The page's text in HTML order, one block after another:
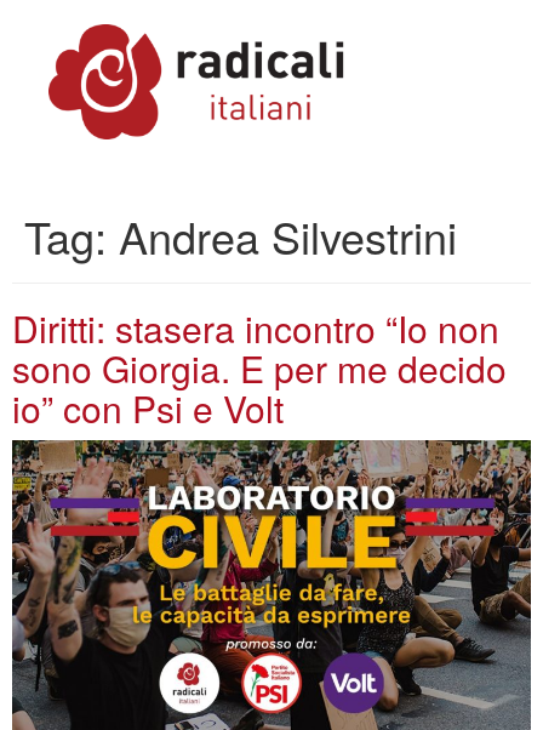
Tag: Andrea Silvestrini
Diritti: stasera incontro “Io non
sono Giorgia. E per me decido
io” con Psi e Volt